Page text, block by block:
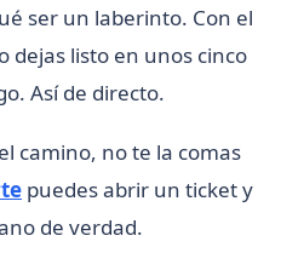
ser un laberinto. Con el
dejas listo en unos cinco
Así de directo.
camino, no te la comas
puedes abrir un ticket y
de verdad.